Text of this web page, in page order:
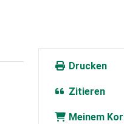
Drucken
Zitieren
Meinem